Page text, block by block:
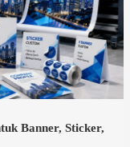
Banner, Sticker,